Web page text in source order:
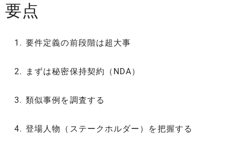
要点
要件定義の前段階は超大事
まずは秘密保持契約（NDA）
類似事例を調査する
登場人物（ステークホルダー）を把握する